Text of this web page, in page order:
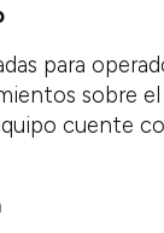
para
sobre
cuente